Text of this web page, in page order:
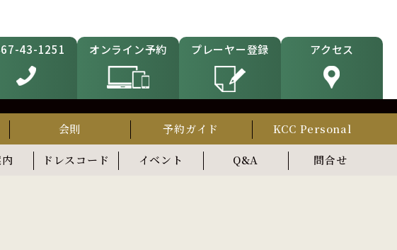
43-1251 オンライン予約 プレーヤー登録 アクセス
会則 予約ガイド KCC Personal
ドレスコード イベント Q&A 問合せ